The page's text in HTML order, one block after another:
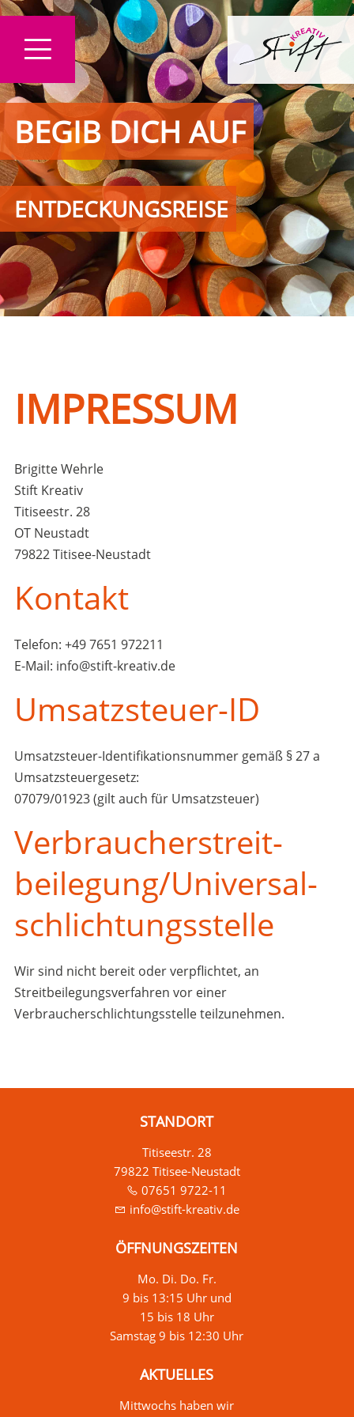
BEGIB DICH AUF
ENTDECKUNGSREISE
IMPRESSUM
Brigitte Wehrle
Stift Kreativ
Titiseestr. 28
OT Neustadt
79822 Titisee-Neustadt
Kontakt
Telefon: +49 7651 972211
E-Mail: info@stift-kreativ.de
Umsatzsteuer-ID
Umsatzsteuer-Identifikationsnummer gemäß § 27 a
Umsatzsteuergesetz:
07079/01923 (gilt auch für Umsatzsteuer)
Verbraucher­streit­
beilegung/Universal­
schlichtungs­stelle
Wir sind nicht bereit oder verpflichtet, an
Streitbeilegungsverfahren vor einer
Verbraucherschlichtungsstelle teilzunehmen.
STANDORT
Titiseestr. 28
79822 Titisee-Neustadt
07651 9722-11
info@stift-kreativ.de
ÖFFNUNGSZEITEN
Mo. Di. Do. Fr.
9 bis 13:15 Uhr und
15 bis 18 Uhr
Samstag 9 bis 12:30 Uhr
AKTUELLES
Mittwochs haben wir